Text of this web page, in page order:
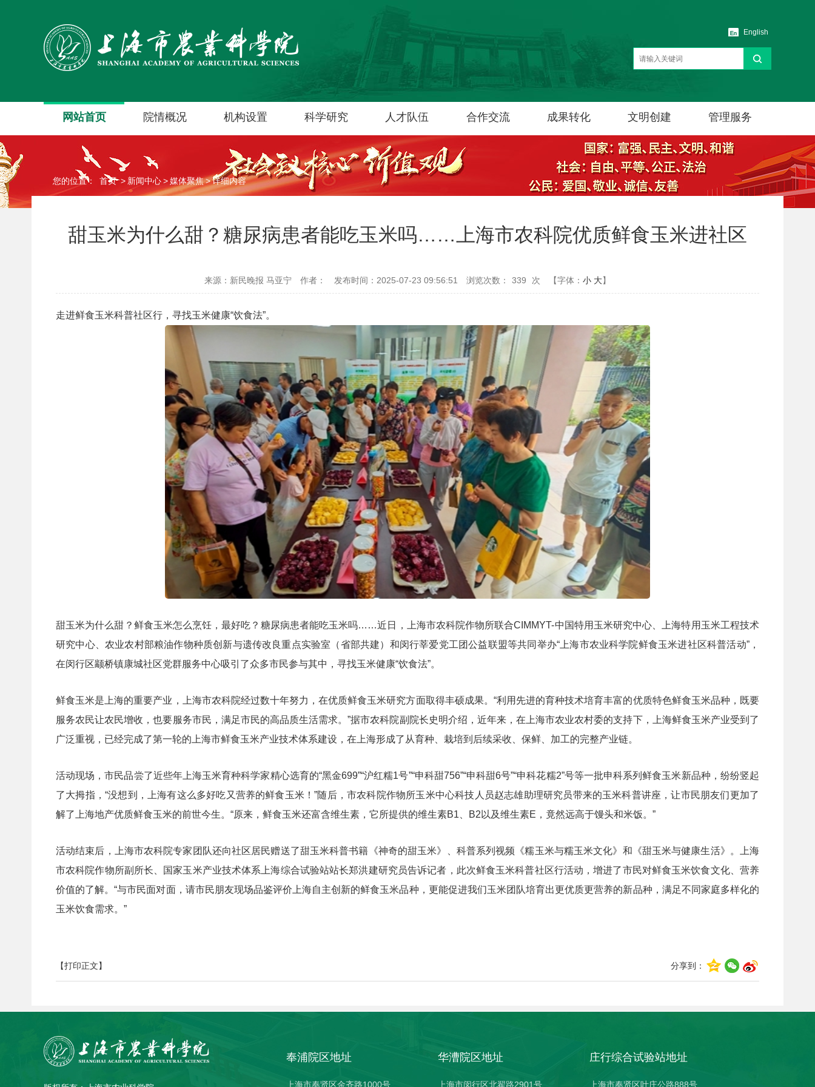
English
网站首页 院情概况 机构设置 科学研究 人才队伍 合作交流 成果转化 文明创建 管理服务
您的位置： 首页> 新闻中心>媒体聚焦>详细内容
甜玉米为什么甜？糖尿病患者能吃玉米吗……上海市农科院优质鲜食玉米进社区
来源：新民晚报 马亚宁 作者： 发布时间：2025-07-23 09:56:51 浏览次数： 339 次 【字体： 小 大】
走进鲜食玉米科普社区行，寻找玉米健康“饮食法”。
甜玉米为什么甜？鲜食玉米怎么烹饪，最好吃？糖尿病患者能吃玉米吗……近日，上海市农科院作物所联合CIMMYT-中国特用玉米研究中心、上海特用玉米工程技术
研究中心、农业农村部粮油作物种质创新与遗传改良重点实验室（省部共建）和闵行莘爱党工团公益联盟等共同举办“上海市农业科学院鲜食玉米进社区科普活动”，
在闵行区颛桥镇康城社区党群服务中心吸引了众多市民参与其中，寻找玉米健康“饮食法”。
鲜食玉米是上海的重要产业，上海市农科院经过数十年努力，在优质鲜食玉米研究方面取得丰硕成果。“利用先进的育种技术培育丰富的优质特色鲜食玉米品种，既要
服务农民让农民增收，也要服务市民，满足市民的高品质生活需求。”据市农科院副院长史明介绍，近年来，在上海市农业农村委的支持下，上海鲜食玉米产业受到了
广泛重视，已经完成了第一轮的 上海市鲜食玉米产业技术体系建设， 在上海形成了从育种、栽培到后续采收、保鲜、加工的完整产业链。
活动现场，市民品尝了近些年上海玉米育种科学家精心选育的“黑金699”“沪红糯1号”“申科甜756”“申科甜6号”“申科花糯2”号等一批申科系列鲜食玉米新品种，纷纷竖起
了大拇指，“没想到，上海有这么多好吃又营养的鲜食玉米！”随后，市农科院作物所玉米中心科技人员赵志雄助理研究员带来的玉米科普讲座，让市民朋友们更加了
解了上海地产优质鲜食玉米的前世今生。“原来，鲜食玉米还富含维生素，它所提供的维生素B1、B2以及维生素E，竟然远高于馒头和米饭。”
活动结束后，上海市农科院专家团队还向社区居民赠送了甜玉米科普书籍《神奇的甜玉米》、科普系列视频《糯玉米与糯玉米文化》和《甜玉米与健康生活》。上海
市农科院作物所副所长、国家玉米产业技术体系上海综合试验站站长郑洪建研究员告诉记者，此次鲜食玉米科普社区行活动，增进了市民对鲜食玉米饮食文化、营养
价值的了解。“与市民面对面，请市民朋友现场品鉴评价上海自主创新的鲜食玉米品种，更能促进我们玉米团队培育出更优质更营养的新品种，满足不同家庭多样化的
玉米饮食需求。”
分享到：
【打印正文】
奉浦院区地址
上海市奉贤区金齐路1000号
华漕院区地址
上海市闵行区北翟路2901号
庄行综合试验站地址
上海市奉贤区叶庄公路888号